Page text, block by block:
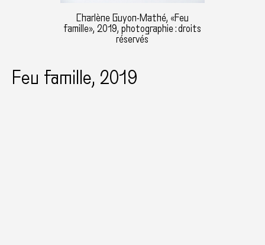
Charlène Guyon-Mathé, «Feu
famille», 2019, photographie : droits
réservés
Feu famille, 2019